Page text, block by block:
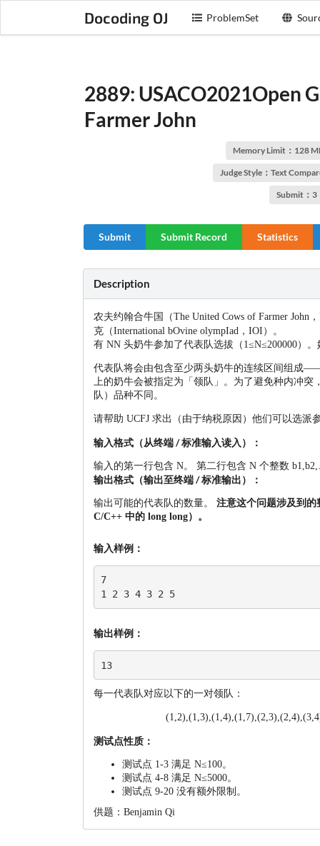
Docoding OJ ProblemSet
2889: USACO2021Open
Farmer John
Memory Limit：128
Judge Style：Text
Submit：3
Submit Submit Record Statistics
Description
农夫约翰合牛国（The United Cows of Farmer
克（International bOvine olympIad，IOI）。
有 NN头奶牛参加了代表队选拔（1≤N≤200000）。
代表队将会由包含至少两头奶牛的连续区间组成
上的奶牛会被指定为「领队」。为了避免种内冲
队）品种不同。
请帮助 UCFJ 求出（由于纳税原因）他们可以选派
输入格式（从终端 / 标准输入读入）：
输入的第一行包含 N。 第二行包含 N个整数
输出格式（输出至终端 / 标准输出）：
输出可能的代表队的数量。
注意这个问题涉及到的
C/C++ 中的 long long）。
输入样例：
7
输出样例：
每一代表队对应以下的一对领队：
测试点性质：
测试点 1-3 满足 N≤100。
测试点 4-8 满足 N≤5000。
测试点 9-20 没有额外限制。
供题：Benjamin Qi